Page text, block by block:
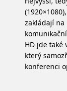
zakládají na
HD jde také
který
konferenci